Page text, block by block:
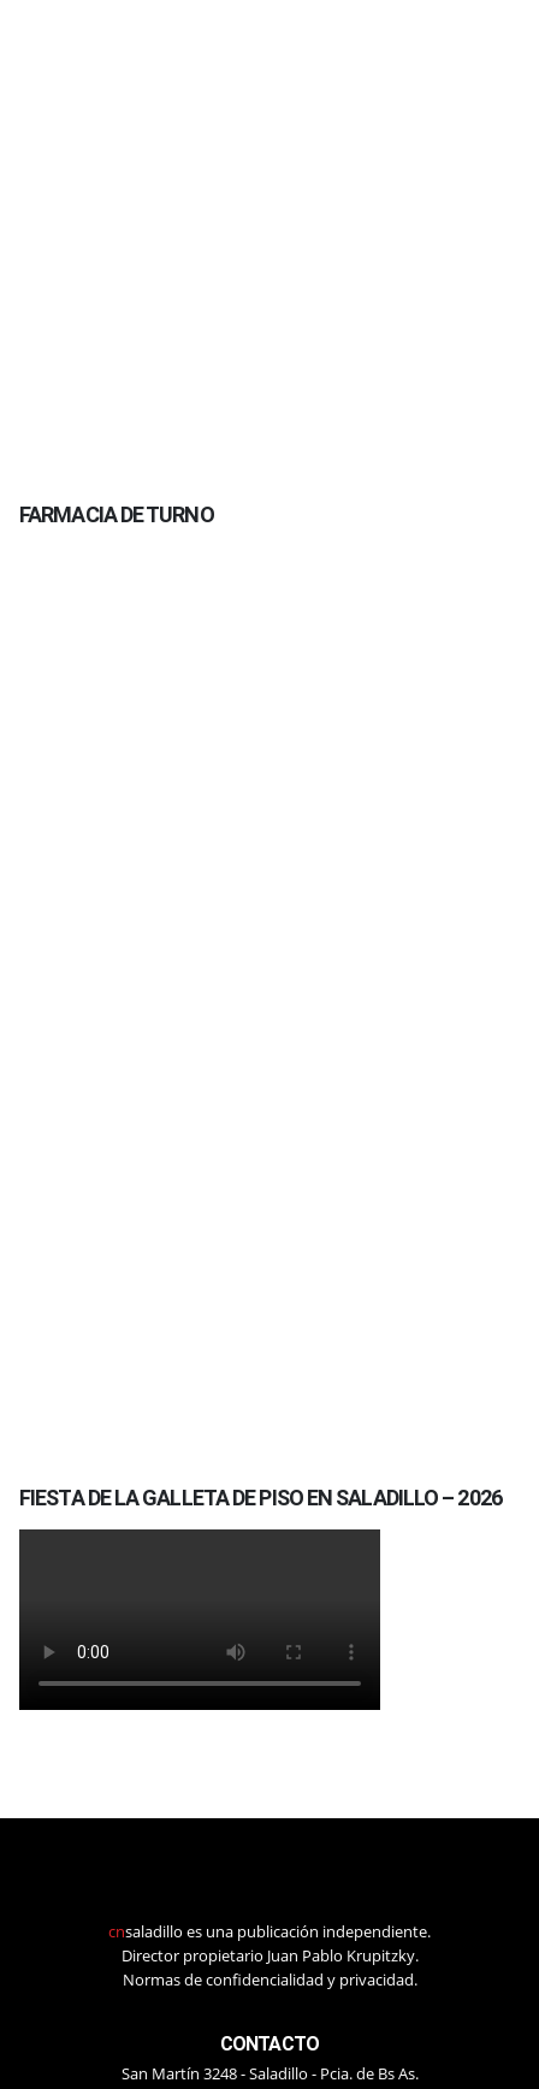
FARMACIA DE TURNO
FIESTA DE LA GALLETA DE PISO EN SALADILLO – 2026
cnsaladillo es una publicación independiente.
Director propietario Juan Pablo Krupitzky.
Normas de confidencialidad y privacidad.
CONTACTO
San Martín 3248 - Saladillo - Pcia. de Bs As.